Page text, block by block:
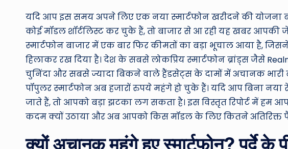
यदि आप इस समय अपने लिए एक नया स्मार्टफोन खरीदने की योजना
कोई मॉडल शॉर्टलिस्ट कर चुके हैं, तो बाजार से आ रही यह खबर आपकी
स्मार्टफोन बाजार में एक बार फिर कीमतों का बड़ा भूचाल आया है,
हिलाकर रख दिया है। देश के सबसे लोकप्रिय स्मार्टफोन ब्रांड्स जैसे
चुनिंदा और सबसे ज्यादा बिकने वाले हैंडसेट्स के दामों में अचानक
पॉपुलर स्मार्टफोन अब हजारों रुपये महंगे हो चुके हैं। यदि आप बिना
जाते हैं, तो आपको बड़ा झटका लग सकता है। इस विस्तृत रिपोर्ट में हम
कदम क्यों उठाया और अब आपको किस मॉडल के लिए कितने अतिरिक्त